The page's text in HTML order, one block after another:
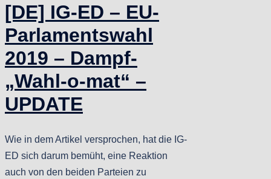
[DE] IG-ED – EU-
Parlamentswahl
2019 – Dampf-
„Wahl-o-mat“ –
UPDATE
Wie in dem Artikel versprochen, hat die IG-
ED sich darum bemüht, eine Reaktion
auch von den beiden Parteien zu